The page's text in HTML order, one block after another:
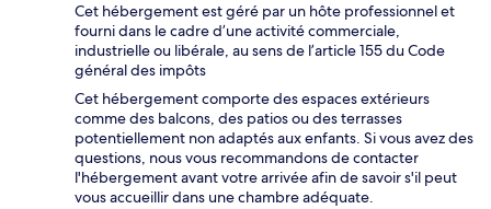
Cet hébergement est géré par un hôte professionnel et
fourni dans le cadre d’une activité commerciale,
industrielle ou libérale, au sens de l’article 155 du Code
général des impôts
Cet hébergement comporte des espaces extérieurs
comme des balcons, des patios ou des terrasses
potentiellement non adaptés aux enfants. Si vous avez des
questions, nous vous recommandons de contacter
l'hébergement avant votre arrivée afin de savoir s'il peut
vous accueillir dans une chambre adéquate.